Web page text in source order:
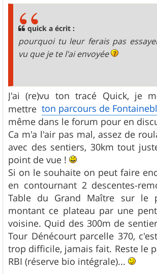
quick a écrit :
pourquoi tu leur ferais pas
vu que je te l'ai envoyée
J'ai (re)vu ton tracé Quick, je
mettre ton parcours de
même dans le forum pour en
Ca m'a l'air pas mal, assez de
avec des sentiers, 30km tout
point de vue !
Si on le souhaite on peut faire
en contournant 2 descentes-
Table du Grand Maître sur le
montant ce plateau par une
voisine. Quid des 300m de
Tour Dénécourt parcelle 370,
trop difficile, jamais fait. Reste le
RBI (réserve bio intégrale)...